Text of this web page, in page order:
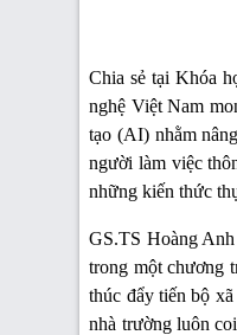
Chia sẻ tại Khóa
nghệ Việt Nam
tạo (AI) nhằm
người làm việc
những kiến thức
GS.TS Hoàng
trong một chương
thúc đẩy tiến bộ
nhà trường luôn